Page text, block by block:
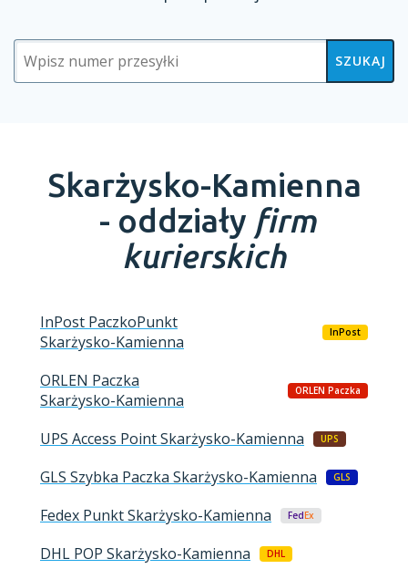
SZUKAJ
Skarżysko-Kamienna
- oddziały firm
kurierskich
InPost PaczkoPunkt
Skarżysko-Kamienna
InPost
ORLEN Paczka
Skarżysko-Kamienna
ORLEN Paczka
UPS Access PointSkarżysko-Kamienna UPS
GLS Szybka Paczka Skarżysko-Kamienna GLS
Fedex PunktSkarżysko-Kamienna FedEx
DHL POP Skarżysko-Kamienna DHL